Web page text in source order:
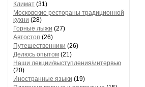
Климат (31)
Московские рестораны традиционной
кухни (28)
Горные лыжи (27)
Автостоп (26)
Путешественники (26)
Делюсь опытом (21)
Наши лекции/выступления/интервью
(20)
Иностранные языки (19)